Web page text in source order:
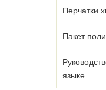
Перчатки
Пакет
языке